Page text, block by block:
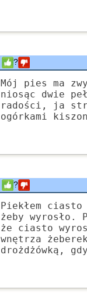
?
Mój pies ma
niosąc dwie
radości, ja
ogórkami
?
Piekłem
żeby wyrosło.
że ciasto
wnętrza
drożdżówką,